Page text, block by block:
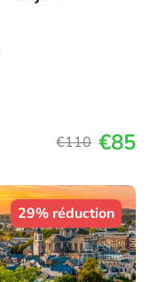
€110 €85
29% réduction